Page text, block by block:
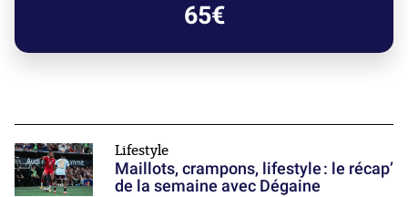
65€
Lifestyle
Maillots, crampons, lifestyle : le récap’
de la semaine avec Dégaine